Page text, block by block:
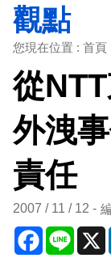
觀點
您現在位置 : 首
從
外洩
責任
2007 / 11 / 12
Facebook
Line